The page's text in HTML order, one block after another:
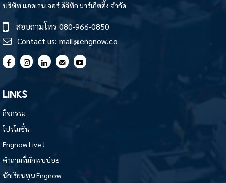
บริษัท แอดเวนเจอร์ ดิจิทัล มาร์เก็ตติ้ง จำกัด
สอบถามโทร 080-966-0850
Contact us: mail@engnow.co
LINKS
กิจกรรม
โปรโมชั่น
Engnow Live !
คำถามที่มักพบบ่อย
นักเรียนทุน Engnow